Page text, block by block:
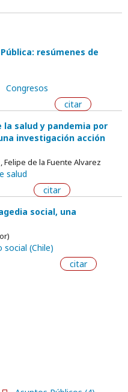
resúmenes de
Congresos
citar
salud y pandemia por
investigación acción
de la Fuente Alvarez
salud
citar
social, una
social (Chile)
citar